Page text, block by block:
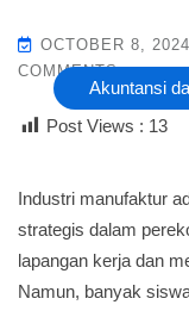
Akuntansi
OCTOBER 8, 2024
COMMENTS
Post Views : 13
Industri manufaktur
strategis dalam
lapangan kerja dan
Namun, banyak